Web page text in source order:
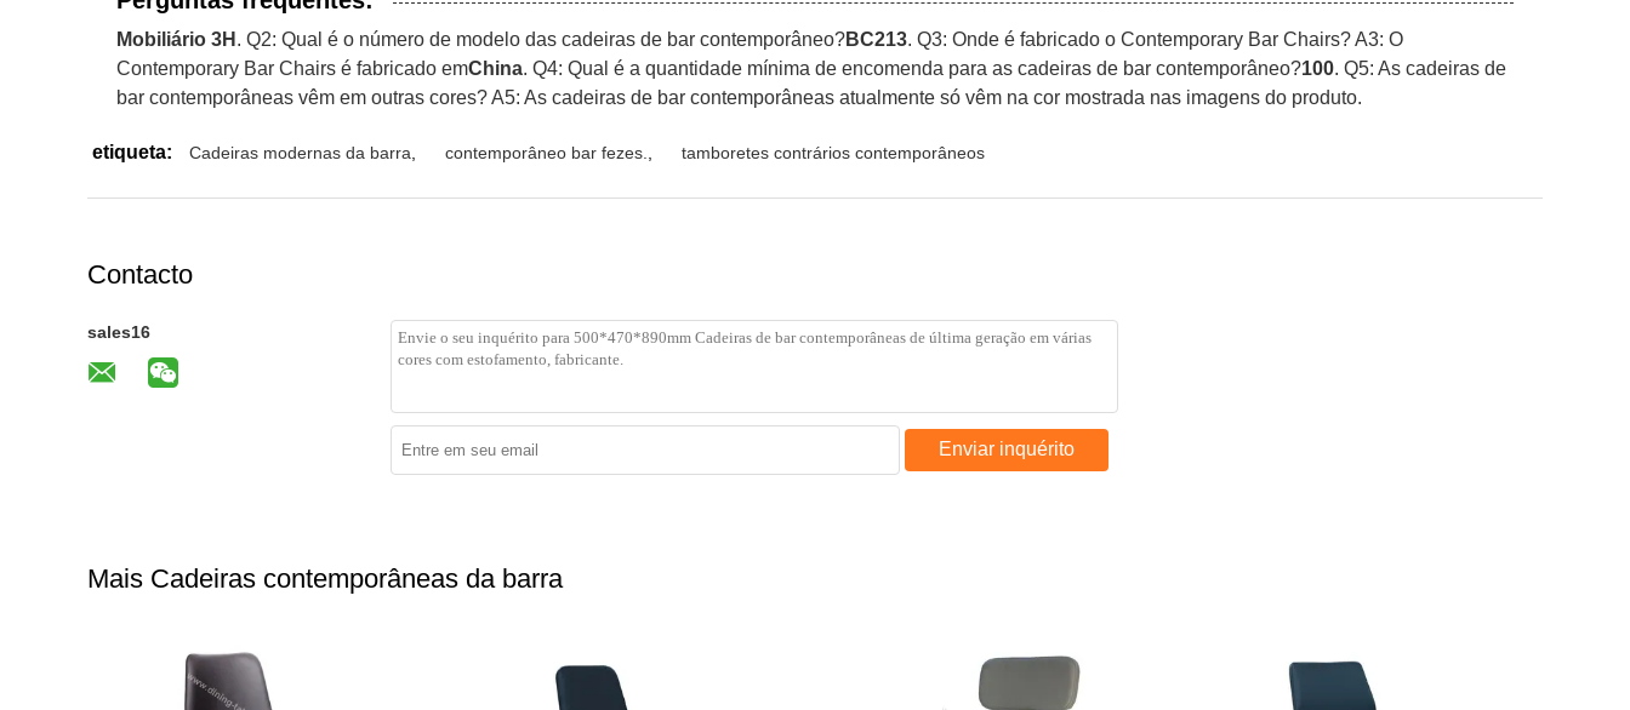
Mobiliário 3H . Q2: Qual é o número de modelo das cadeiras de bar contemporâneo?BC213. Q3: Onde é fabricado o Contemporary Bar Chairs? A3: O
Contemporary Bar Chairs é fabricado emChina. Q4: Qual é a quantidade mínima de encomenda para as cadeiras de bar contemporâneo?100. Q5: As cadeiras de
bar contemporâneas vêm em outras cores? A5: As cadeiras de bar contemporâneas atualmente só vêm na cor mostrada nas imagens do produto.
etiqueta: Cadeiras modernas da barra contemporâneo bar fezes. tamboretes contrários contemporâneos
Contacto
sales16
Enviar inquérito
Mais Cadeiras contemporâneas da barra